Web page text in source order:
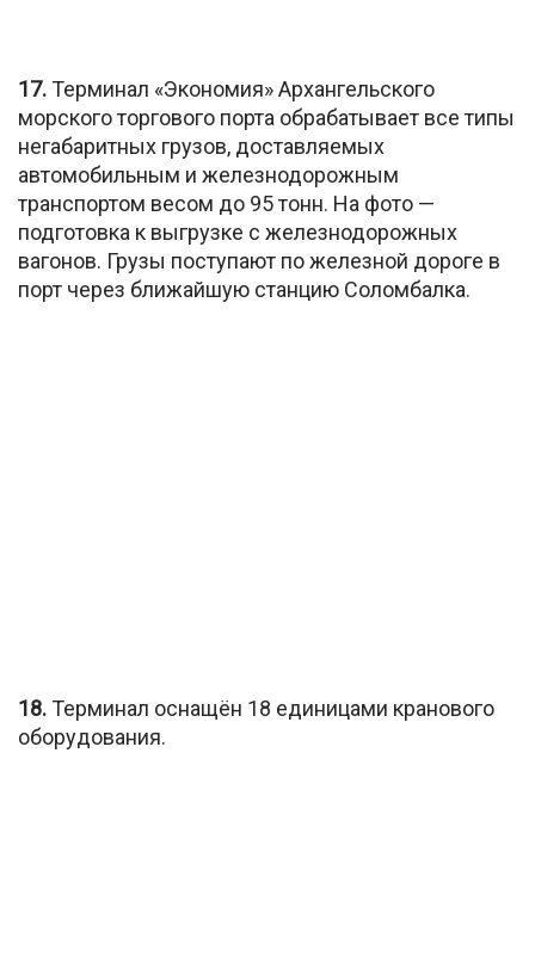
17.Терминал «Экономия» Архангельского
морского торгового порта обрабатывает все типы
негабаритных грузов, доставляемых
автомобильным и железнодорожным
транспортом весом до 95 тонн. На фото —
подготовка к выгрузке с железнодорожных
вагонов. Грузы поступают по железной дороге в
порт через ближайшую станцию Соломбалка.
18.Терминал оснащён 18 единицами кранового
оборудования.